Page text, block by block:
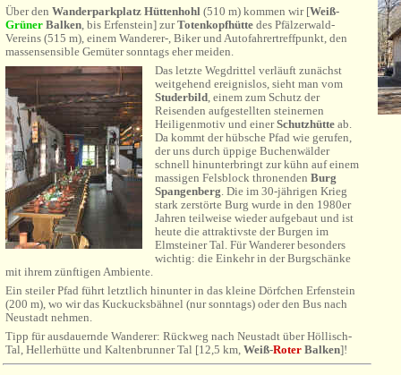
Über den Wanderparkplatz Hüttenhohl (510 m) kommen wir [Weiß-
Grüner Balken, bis Erfenstein] zurTotenkopfhütte des Pfälzerwald-
Vereins (515 m), einem Wanderer-, Biker und Autofahrertreffpunkt, den
massensensible Gemüter sonntags eher meiden.
Das letzte Wegdrittel verläuft zunächst
weitgehend ereignislos, sieht man vom
Studerbild, einem zum Schutz der
Reisenden aufgestellten steinernen
Heiligenmotiv und einerSchutzhütte ab.
Da kommt der hübsche Pfad wie gerufen,
der uns durch üppige Buchenwälder
schnell hinunterbringt zur kühn auf einem
massigen Felsblock thronenden Burg
Spangenberg. Die im 30-jährigen Krieg
stark zerstörte Burg wurde in den 1980er
Jahren teilweise wieder aufgebaut und ist
heute die attraktivste der Burgen im
Elmsteiner Tal. Für Wanderer besonders
wichtig: die Einkehr in der Burgschänke
mit ihrem zünftigen Ambiente.
Ein steiler Pfad führt letztlich hinunter in das kleine Dörfchen Erfenstein
(200 m), wo wir das Kuckucksbähnel (nur sonntags) oder den Bus nach
Neustadt nehmen.
Tipp für ausdauernde Wanderer: Rückweg nach Neustadt über Höllisch-
Tal, Hellerhütte und Kaltenbrunner Tal [12,5 km, Weiß-Roter Balken]!